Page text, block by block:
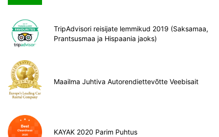
TripAdvisori reisijate lemmikud 2019 (Saksamaa,
Prantsusmaa ja Hispaania jaoks)
Maailma Juhtiva Autorendiettevõtte Veebisait
KAYAK 2020 Parim Puhtus